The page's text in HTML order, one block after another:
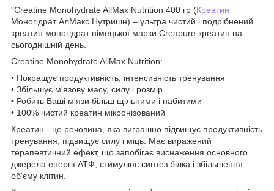
"Creatine Monohydrate AllMax Nutrition 400 гр (Креатин
Моногідрат АлМакс Нутришн) – ультра чистий і подрібнений
креатин моногідрат німецької марки Creapure креатин на
сьогоднішній день.
Creatine Monohydrate AllMax Nutrition:
• Покращує продуктивність, інтенсивність тренування
• Збільшує м'язову масу, силу і розмір
• Робить Ваші м'язи більш щільними і набитими
• 100% чистий креатин мікронізований
Креатин - це речовина, яка виграшно підвищує продуктивність
тренування, підвищує силу і міць. Має виражений
терапевтичний ефект, що запобігає виснаження основного
джерела енергії АТФ, стимулює синтез білка і збільшення
об'єму клітин.